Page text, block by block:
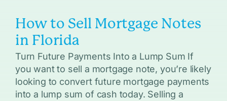
How to Sell Mortgage Notes
in Florida
Turn Future Payments Into a Lump Sum If
you want to sell a mortgage note, you’re likely
looking to convert future mortgage payments
into a lump sum of cash today. Selling a